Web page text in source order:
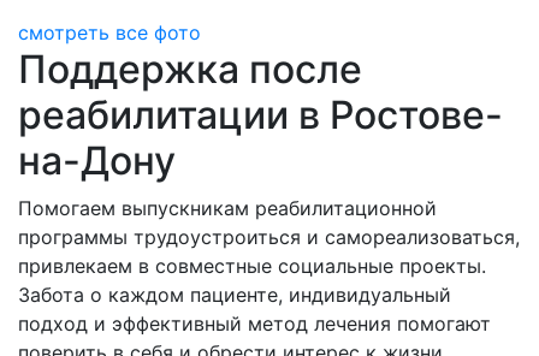
смотреть все фото
Поддержка после
реабилитации в Ростове-
на-Дону
Помогаем выпускникам реабилитационной
программы трудоустроиться и самореализоваться,
привлекаем в совместные социальные проекты.
Забота о каждом пациенте, индивидуальный
подход и эффективный метод лечения помогают